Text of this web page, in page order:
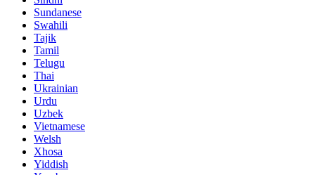
Sundanese
Swahili
Tajik
Tamil
Telugu
Thai
Ukrainian
Urdu
Uzbek
Vietnamese
Welsh
Xhosa
Yiddish